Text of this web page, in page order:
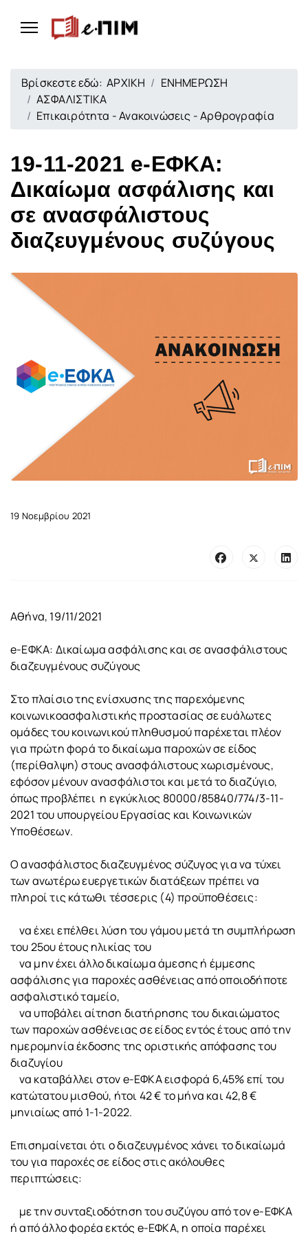
Βρίσκεστε εδώ:ΑΡΧΙΚΗ
ΕΝΗΜΕΡΩΣΗ
ΑΣΦΑΛΙΣΤΙΚΑ
Επικαιρότητα - Ανακοινώσεις - Αρθρογραφία
19-11-2021 e-EΦΚΑ:
Δικαίωμα ασφάλισης και
σε ανασφάλιστους
διαζευγμένους συζύγους
19 Νοεμβρίου 2021
Αθήνα, 19/11/2021
e-EΦΚΑ: Δικαίωμα ασφάλισης και σε ανασφάλιστους
διαζευγμένους συζύγους
Στο πλαίσιο της ενίσχυσης της παρεχόμενης
κοινωνικοασφαλιστικής προστασίας σε ευάλωτες
ομάδες του κοινωνικού πληθυσμού παρέχεται πλέον
για πρώτη φορά το δικαίωμα παροχών σε είδος
(περίθαλψη) στους ανασφάλιστους χωρισμένους,
εφόσον μένουν ανασφάλιστοι και μετά το διαζύγιο,
όπως προβλέπει η εγκύκλιος 80000/85840/774/3-11-
2021 του υπουργείου Εργασίας και Κοινωνικών
Υποθέσεων.
Ο ανασφάλιστος διαζευγμένος σύζυγος για να τύχει
των ανωτέρω ευεργετικών διατάξεων πρέπει να
πληροί τις κάτωθι τέσσερις (4) προϋποθέσεις:
να έχει επέλθει λύση του γάμου μετά τη συμπλήρωση
του 25ου έτους ηλικίας του
να μην έχει άλλο δικαίωμα άμεσης ή έμμεσης
ασφάλισης για παροχές ασθένειας από οποιοδήποτε
ασφαλιστικό ταμείο,
να υποβάλει αίτηση διατήρησης του δικαιώματος
των παροχών ασθένειας σε είδος εντός έτους από την
ημερομηνία έκδοσης της οριστικής απόφασης του
διαζυγίου
να καταβάλλει στον e-ΕΦΚΑ εισφορά 6,45% επί του
κατώτατου μισθού, ήτοι 42 € το μήνα και 42,8 €
μηνιαίως από 1-1-2022.
Επισημαίνεται ότι ο διαζευγμένος χάνει το δικαίωμά
του για παροχές σε είδος στις ακόλουθες
περιπτώσεις:
με την συνταξιοδότηση του συζύγου από τον e-ΕΦΚΑ
ή από άλλο φορέα εκτός e-ΕΦΚΑ, η οποία παρέχει